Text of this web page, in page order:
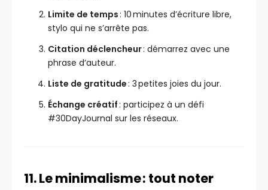
Limite de temps: 10 minutes d’écriture libre,
stylo qui ne s’arrête pas.
Citation déclencheur: démarrez avec une
phrase d’auteur.
Liste de gratitude: 3 petites joies du jour.
Échange créatif: participez à un défi
#30DayJournal sur les réseaux.
11. Le minimalisme : tout noter